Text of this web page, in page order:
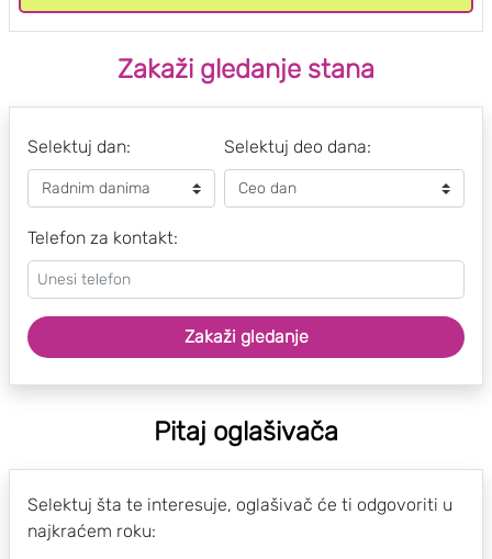
Zakaži gledanje stana
Selektuj dan: Selektuj deo dana:
Telefon za kontakt:
Zakaži gledanje
Pitaj oglašivača
Selektuj šta te interesuje, oglašivač će ti odgovoriti u
najkraćem roku: